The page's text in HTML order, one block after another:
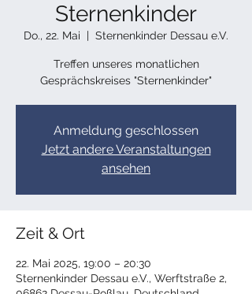
Sternenkinder
Do., 22. Mai
  |
Sternenkinder Dessau e.V.
Treffen unseres monatlichen
Gesprächskreises "Sternenkinder"
Anmeldung geschlossen
Jetzt andere Veranstaltungen
ansehen
Zeit & Ort
22. Mai 2025, 19:00 – 20:30
Sternenkinder Dessau e.V., Werftstraße 2,